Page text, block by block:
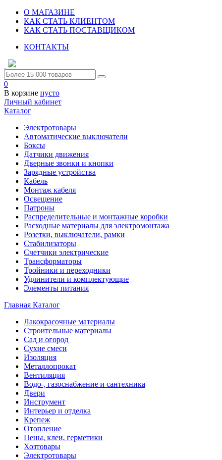
О МАГАЗИНЕ
КАК СТАТЬ КЛИЕНТОМ
КАК СТАТЬ ПОСТАВЩИКОМ
КОНТАКТЫ
0
В корзине пусто
Личный кабинет
Каталог
Электротовары
Автоматические выключатели
Боксы
Датчики движения
Дверные звонки и кнопки
Зарядные устройства
Кабель
Монтаж кабеля
Освещение
Патроны
Распределительные и монтажные коробки
Расходные материалы для электромонтажа
Розетки, выключатели, рамки
Стабилизаторы
Счетчики электрические
Трансформаторы
Тройники и переходники
Удлинители и комплектующие
Элементы питания
Главная Каталог
Лакокрасочные материалы
Строительные материалы
Сад и огород
Сухие смеси
Изоляция
Металлопрокат
Вентиляция
Водо-, газоснабжение и сантехника
Двери
Инструмент
Интерьер и отделка
Крепеж
Отопление
Пены, клеи, герметики
Хозтовары
Электротовары